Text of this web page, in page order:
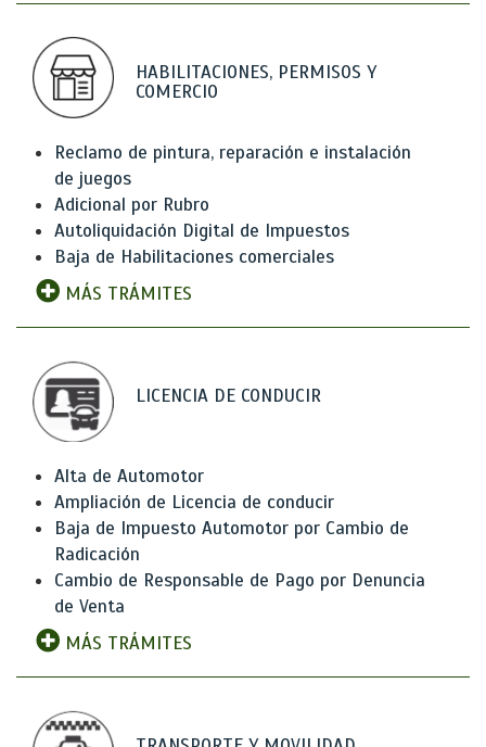
HABILITACIONES, PERMISOS Y
COMERCIO
Reclamo de pintura, reparación e instalación
de juegos
Adicional por Rubro
Autoliquidación Digital de Impuestos
Baja de Habilitaciones comerciales
MÁS TRÁMITES
LICENCIA DE CONDUCIR
Alta de Automotor
Ampliación de Licencia de conducir
Baja de Impuesto Automotor por Cambio de
Radicación
Cambio de Responsable de Pago por Denuncia
de Venta
MÁS TRÁMITES